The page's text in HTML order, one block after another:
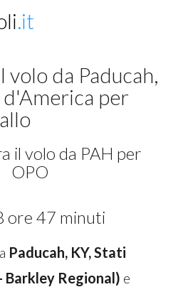
.it
volo da Paducah,
d'America per
il volo da PAH per
OPO
ore 47 minuti
Paducah, KY, Stati
Barkley Regional) e